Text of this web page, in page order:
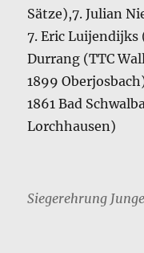
Sätze),7. Julian
7. Eric Luijendijks
Durrang (TTC
1899
1861 Bad
Lorchhausen)
Siegerehrung